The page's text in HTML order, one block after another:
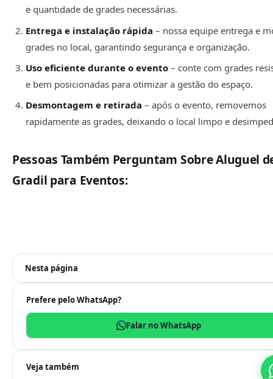
e quantidade de grades necessárias.
Entrega e instalação rápida – nossa equipe entrega e
grades no local, garantindo segurança e organização.
Uso eficiente durante o evento – conte com grades
e bem posicionadas para otimizar a gestão do espaço.
Desmontagem e retirada – após o evento, removemos
rapidamente as grades, deixando o local limpo e
Pessoas Também Perguntam SobreAluguel
Gradil para Eventos:
Nesta página
Prefere pelo WhatsApp?
Falar no WhatsApp
Veja também